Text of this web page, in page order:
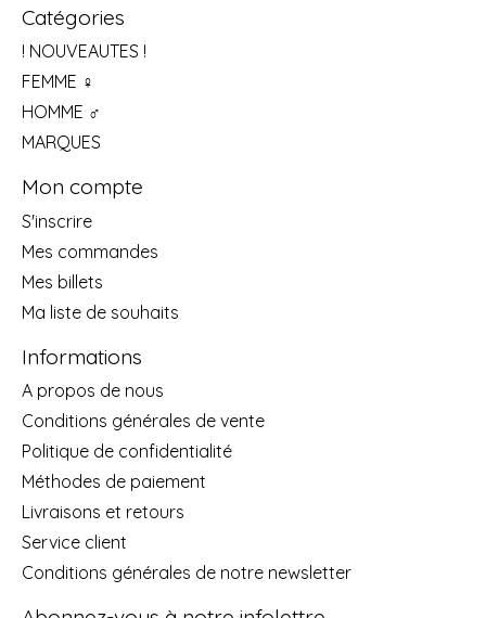
Catégories
! NOUVEAUTES !
FEMME ♀
HOMME ♂
MARQUES
Mon compte
S'inscrire
Mes commandes
Mes billets
Ma liste de souhaits
Informations
A propos de nous
Conditions générales de vente
Politique de confidentialité
Méthodes de paiement
Livraisons et retours
Service client
Conditions générales de notre newsletter